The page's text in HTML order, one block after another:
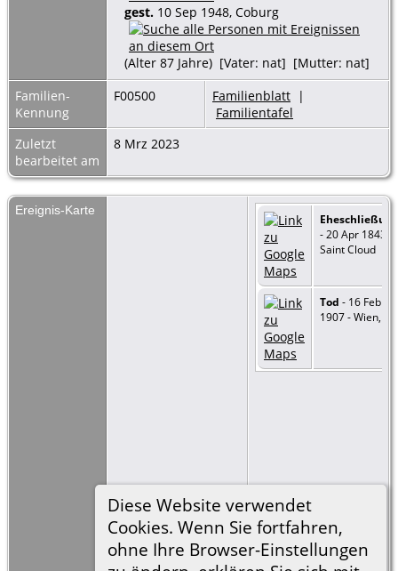
Diese Website verwendet
Cookies. Wenn Sie fortfahren,
ohne Ihre Browser-Einstellungen
gest. 10 Sep 1948, Coburg
(Alter 87 Jahre) [Vater: nat] [Mutter: nat]
Familien-
Kennung
F00500 Familienblatt |
Familientafel
Zuletzt
bearbeitet am
8 Mrz 2023
Ereignis-Karte
Eheschließung
- 20 Apr 1843 -
Saint Cloud
Tod - 16 Feb
1907 - Wien, A
=Link zu Google
Earth